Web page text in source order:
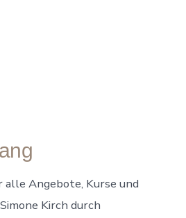
alle Angebote, Kurse und
Kirch durch